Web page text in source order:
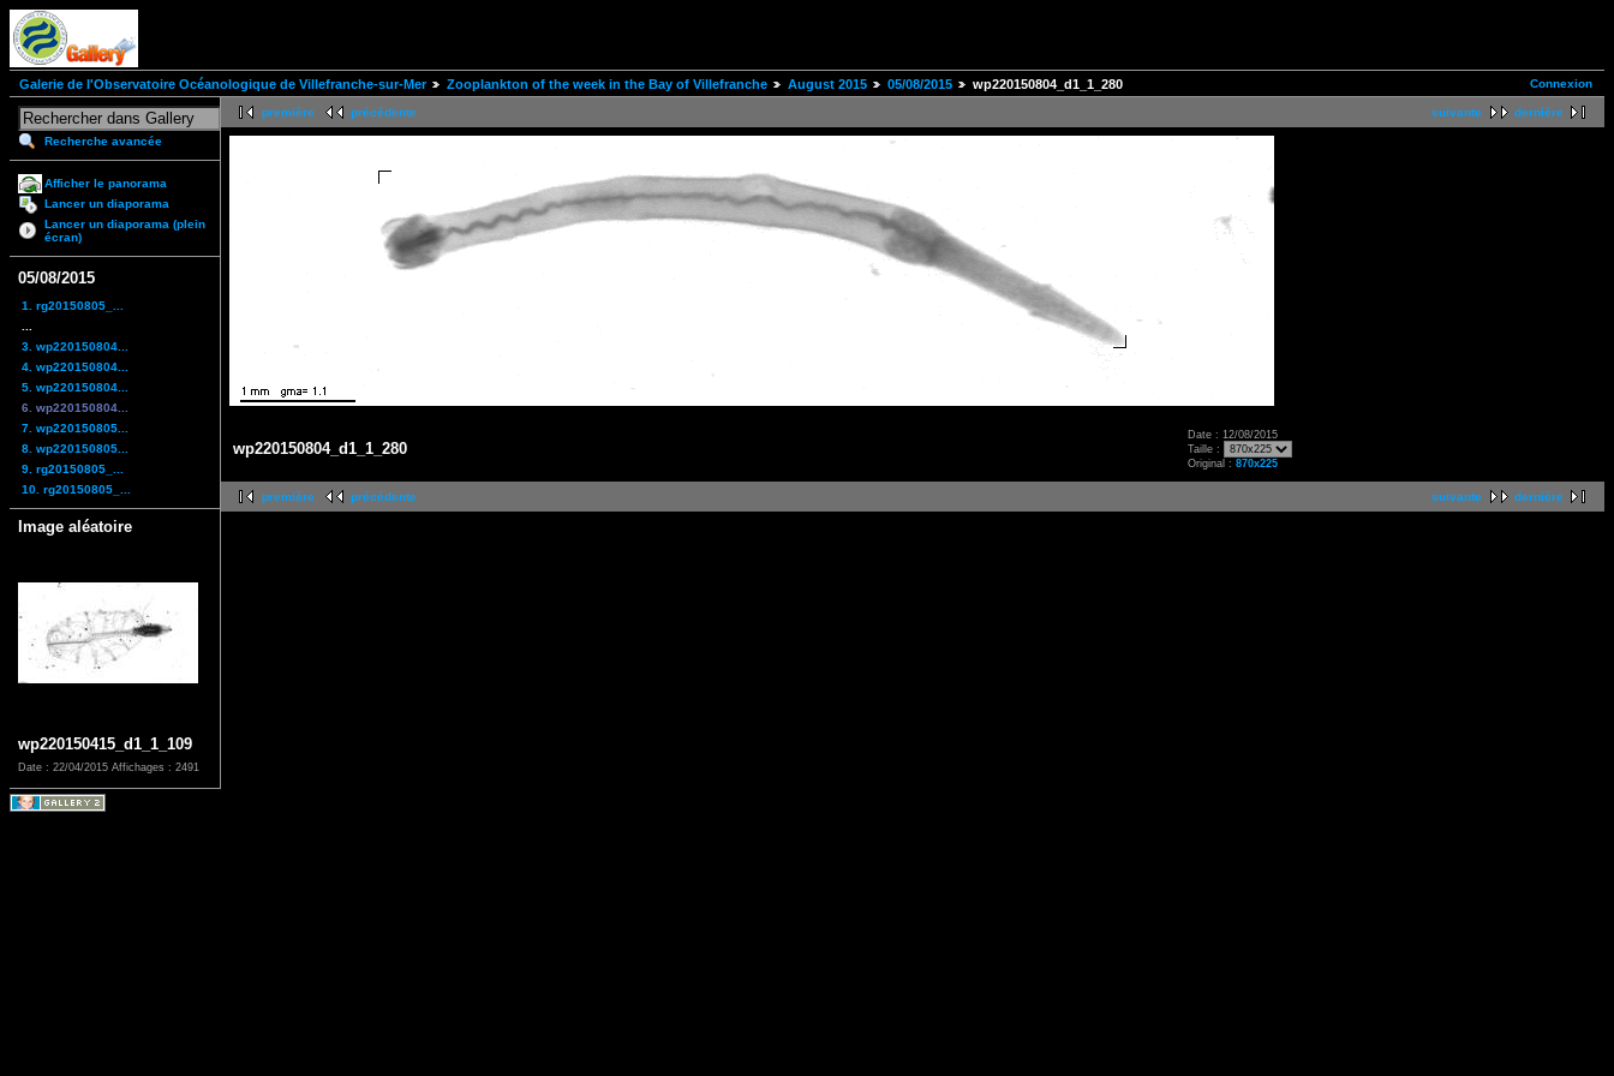
Connexion
Galerie de l'Observatoire Océanologique de Villefranche-sur-Mer Zooplankton of the week in the Bay of Villefranche August 2015 05/08/2015 wp220150804_d1_1_280
Recherche avancée
Afficher le panorama
Lancer un diaporama
Lancer un diaporama (plein
écran)
05/08/2015
1. rg20150805_...
3. wp220150804...
4. wp220150804...
5. wp220150804...
6. wp220150804...
7. wp220150805...
8. wp220150805...
9. rg20150805_...
10. rg20150805_...
Image aléatoire
wp220150415_d1_1_109
Date : 22/04/2015 Affichages : 2491
suivante dernière
première précédente
wp220150804_d1_1_280
Date : 12/08/2015
Taille :
Original : 870x225
suivante dernière
première précédente